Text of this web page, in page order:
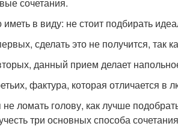
в виду: не стоит подбирать
сделать это не получится,
данный прием делает
фактура, которая отличается
ломать голову, как лучше
три основных способа